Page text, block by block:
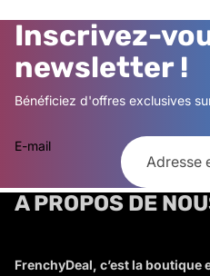
Inscrivez-
newsletter !
Bénéficiez d'offres exclusives
E-mail
A PROPOS DE
FrenchyDeal, c’est la boutique